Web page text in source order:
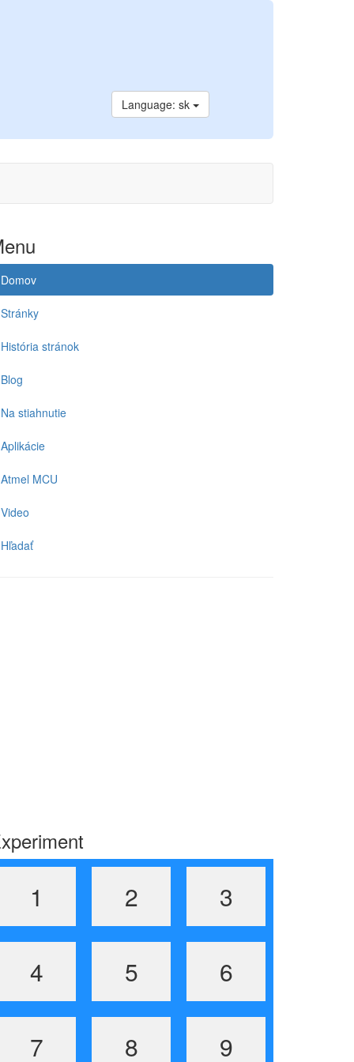
Language: sk
Domov
Stránky
História stránok
Blog
Na stiahnutie
Aplikácie
Atmel MCU
Video
Hľadať
1 2 3
4 5 6
7 8 9